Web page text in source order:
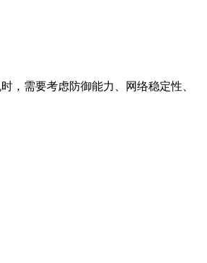
，需要考虑防御能力、网络稳定性、